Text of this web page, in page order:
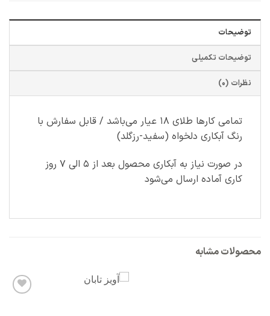
توضیحات
توضیحات تکمیلی
نظرات (0)
تمامی کارها طلای ۱۸ عیار می‌باشد / قابل سفارش با
رنگ آبکاری دلخواه (سفید-رزگلد)
در صورت نیاز به آبکاری محصول بعد از ۵ الی ۷ روز
کاری آماده ارسال می‌شود
محصولات مشابه